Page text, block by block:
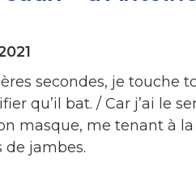
secondes, je touche
qu’il bat. / Car j’ai le
masque, me tenant à
jambes.